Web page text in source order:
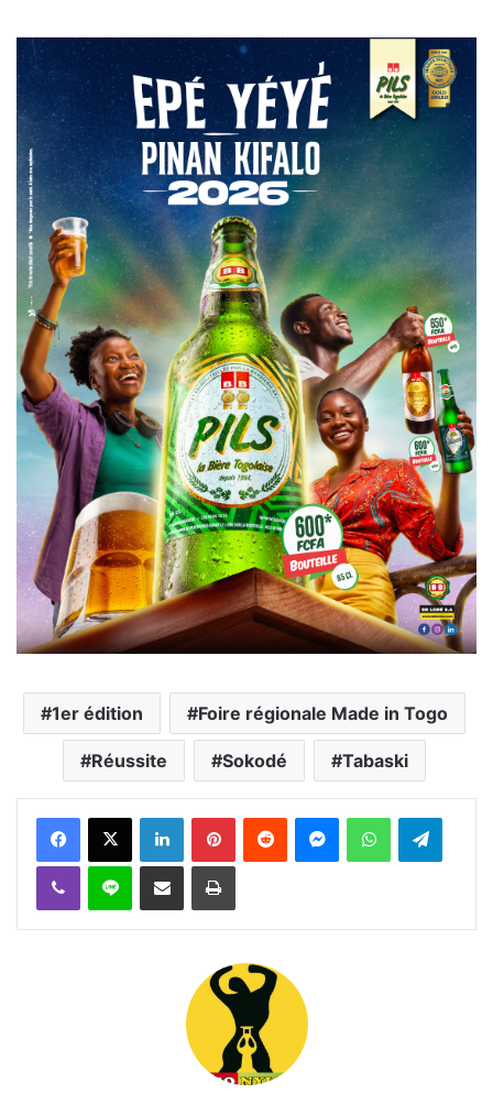
1er édition Foire régionale Made in Togo
Réussite Sokodé Tabaski
FacebookX Linkedin PinterestReddit MessengerWhatsAppTelegram
Viber Ligne Partager par email Imprimer